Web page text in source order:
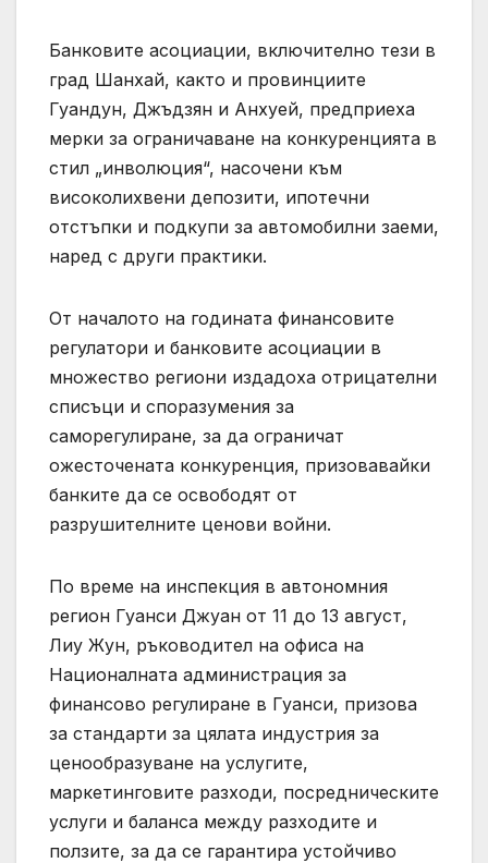
Банковите асоциации, включително тези в
град Шанхай, както и провинциите
Гуандун, Джъдзян и Анхуей, предприеха
мерки за ограничаване на конкуренцията в
стил „инволюция“, насочени към
високолихвени депозити, ипотечни
отстъпки и подкупи за автомобилни заеми,
наред с други практики.
От началото на годината финансовите
регулатори и банковите асоциации в
множество региони издадоха отрицателни
списъци и споразумения за
саморегулиране, за да ограничат
ожесточената конкуренция, призовавайки
банките да се освободят от
разрушителните ценови войни.
По време на инспекция в автономния
регион Гуанси Джуан от 11 до 13 август,
Лиу Жун, ръководител на офиса на
Националната администрация за
финансово регулиране в Гуанси, призова
за стандарти за цялата индустрия за
ценообразуване на услугите,
маркетинговите разходи, посредническите
услуги и баланса между разходите и
ползите, за да се гарантира устойчиво